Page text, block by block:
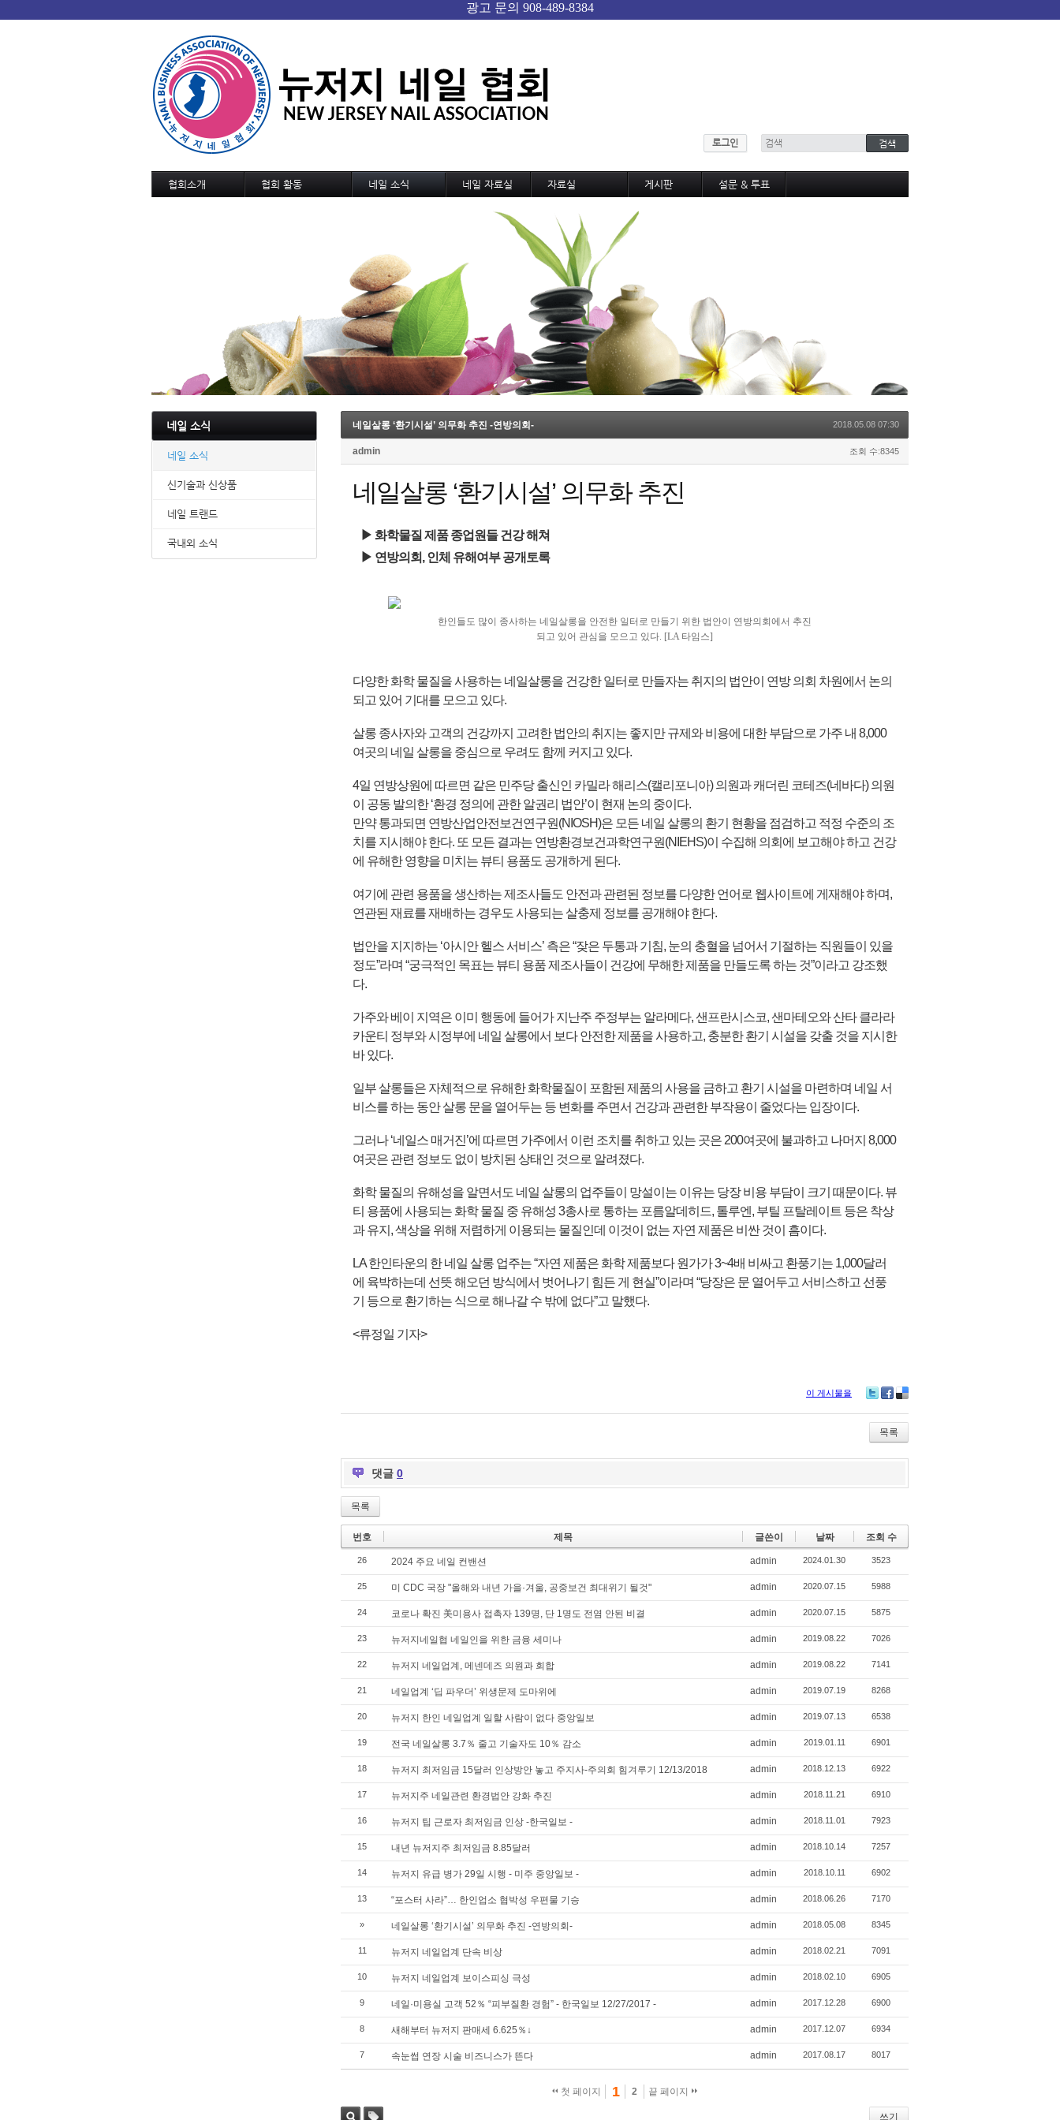
로그인
협회소개 협회 활동 네일 소식
국내외 소식
네일 자료실 자료실
샵 자료실
게시판 설문 & 투표
네일 소식
네일 소식
신기술과 신상품
네일 트랜드
국내외 소식
네일살롱 ‘환기시설’ 의무화 추진 -연방의회- 2018.05.08 07:30
admin 조회 수:8345
네일살롱 ‘환기시설’ 의무화 추진
▶ 화학물질 제품 종업원들 건강 해쳐
▶ 연방의회, 인체 유해여부 공개토록
한인들도 많이 종사하는 네일살롱을 안전한 일터로 만들기 위한 법안이 연방의회에서 추진
되고 있어 관심을 모으고 있다. [LA 타임스]
다양한 화학 물질을 사용하는 네일살롱을 건강한 일터로 만들자는 취지의 법안이 연방 의회 차원에서 논의
되고 있어 기대를 모으고 있다.
살롱 종사자와 고객의 건강까지 고려한 법안의 취지는 좋지만 규제와 비용에 대한 부담으로 가주 내 8,000
여곳의 네일 살롱을 중심으로 우려도 함께 커지고 있다.
4일 연방상원에 따르면 같은 민주당 출신인 카밀라 해리스(캘리포니아) 의원과 캐더린 코테즈(네바다) 의원
이 공동 발의한 ‘환경 정의에 관한 알권리 법안’이 현재 논의 중이다.
만약 통과되면 연방산업안전보건연구원(NIOSH)은 모든 네일 살롱의 환기 현황을 점검하고 적정 수준의 조
치를 지시해야 한다. 또 모든 결과는 연방환경보건과학연구원(NIEHS)이 수집해 의회에 보고해야 하고 건강
에 유해한 영향을 미치는 뷰티 용품도 공개하게 된다.
여기에 관련 용품을 생산하는 제조사들도 안전과 관련된 정보를 다양한 언어로 웹사이트에 게재해야 하며,
연관된 재료를 재배하는 경우도 사용되는 살충제 정보를 공개해야 한다.
법안을 지지하는 ‘아시안 헬스 서비스’ 측은 “잦은 두통과 기침, 눈의 충혈을 넘어서 기절하는 직원들이 있을
정도”라며 “궁극적인 목표는 뷰티 용품 제조사들이 건강에 무해한 제품을 만들도록 하는 것”이라고 강조했
다.
가주와 베이 지역은 이미 행동에 들어가 지난주 주정부는 알라메다, 샌프란시스코, 샌마테오와 산타 클라라
카운티 정부와 시정부에 네일 살롱에서 보다 안전한 제품을 사용하고, 충분한 환기 시설을 갖출 것을 지시한
바 있다.
일부 살롱들은 자체적으로 유해한 화학물질이 포함된 제품의 사용을 금하고 환기 시설을 마련하며 네일 서
비스를 하는 동안 살롱 문을 열어두는 등 변화를 주면서 건강과 관련한 부작용이 줄었다는 입장이다.
그러나 ‘네일스 매거진’에 따르면 가주에서 이런 조치를 취하고 있는 곳은 200여곳에 불과하고 나머지 8,000
여곳은 관련 정보도 없이 방치된 상태인 것으로 알려졌다.
화학 물질의 유해성을 알면서도 네일 살롱의 업주들이 망설이는 이유는 당장 비용 부담이 크기 때문이다. 뷰
티 용품에 사용되는 화학 물질 중 유해성 3총사로 통하는 포름알데히드, 톨루엔, 부틸 프탈레이트 등은 착상
과 유지, 색상을 위해 저렴하게 이용되는 물질인데 이것이 없는 자연 제품은 비싼 것이 흠이다.
LA 한인타운의 한 네일 살롱 업주는 “자연 제품은 화학 제품보다 원가가 3~4배 비싸고 환풍기는 1,000달러
에 육박하는데 선뜻 해오던 방식에서 벗어나기 힘든 게 현실”이라며 “당장은 문 열어두고 서비스하고 선풍
기 등으로 환기하는 식으로 해나갈 수 밖에 없다”고 말했다.
<류정일 기자>
이 게시물을
bo
ok
ou
s
목록
댓글 0
목록
번호 제목 글쓴이 날짜 조회 수
26 2024 주요 네일 컨밴션 admin 2024.01.30 3523
25 미 CDC 국장 "올해와 내년 가을·겨울, 공중보건 최대위기 될것" admin 2020.07.15 5988
24 코로나 확진 美미용사 접촉자 139명, 단 1명도 전염 안된 비결 admin 2020.07.15 5875
23 뉴저지네일협 네일인을 위한 금융 세미나 admin 2019.08.22 7026
22 뉴저지 네일업계, 메넨데즈 의원과 회합 admin 2019.08.22 7141
21 네일업계 ‘딥 파우더’ 위생문제 도마위에 admin 2019.07.19 8268
20 뉴저지 한인 네일업계 일할 사람이 없다 중앙일보 admin 2019.07.13 6538
19 전국 네일살롱 3.7％ 줄고 기술자도 10％ 감소 admin 2019.01.11 6901
18 뉴저지 최저임금 15달러 인상방안 놓고 주지사-주의회 힘겨루기 12/13/2018 admin 2018.12.13 6922
17 뉴저지주 네일관련 환경법안 강화 추진 admin 2018.11.21 6910
16 뉴저지 팁 근로자 최저임금 인상 -한국일보 - admin 2018.11.01 7923
15 내년 뉴저지주 최저임금 8.85달러 admin 2018.10.14 7257
14 뉴저지 유급 병가 29일 시행 - 미주 중앙일보 - admin 2018.10.11 6902
13 “포스터 사라”… 한인업소 협박성 우편물 기승 admin 2018.06.26 7170
» 네일살롱 ‘환기시설’ 의무화 추진 -연방의회- admin 2018.05.08 8345
11 뉴저지 네일업계 단속 비상 admin 2018.02.21 7091
10 뉴저지 네일업계 보이스피싱 극성 admin 2018.02.10 6905
9 네일·미용실 고객 52％ “피부질환 경험” - 한국일보 12/27/2017 - admin 2017.12.28 6900
8 새해부터 뉴저지 판매세 6.625％↓ admin 2017.12.07 6934
7 속눈썹 연장 시술 비즈니스가 뜬다 admin 2017.08.17 8017
첫 페이지 1 2 끝 페이지
쓰기